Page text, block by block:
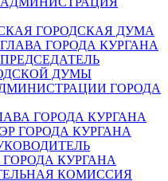
ГОРОДСКАЯ ДУМА
ГОРОДА КУРГАНА
ДУМЫ
ГОРОДА
ГОРОДА КУРГАНА
ГОРОДА КУРГАНА
КУРГАНА
КОМИССИЯ